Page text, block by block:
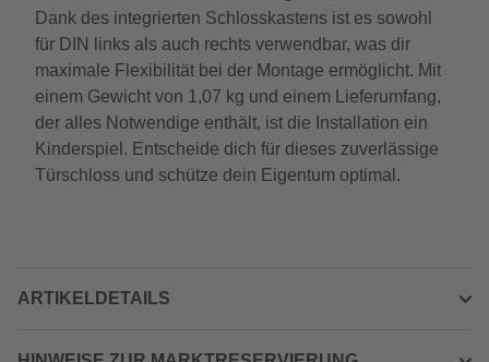
Dank des integrierten Schlosskastens ist es sowohl
für DIN links als auch rechts verwendbar, was dir
maximale Flexibilität bei der Montage ermöglicht. Mit
einem Gewicht von 1,07 kg und einem Lieferumfang,
der alles Notwendige enthält, ist die Installation ein
Kinderspiel. Entscheide dich für dieses zuverlässige
Türschloss und schütze dein Eigentum optimal.
ARTIKELDETAILS